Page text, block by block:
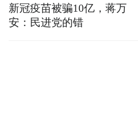
新冠疫苗被骗10亿，蒋万
安：民进党的错